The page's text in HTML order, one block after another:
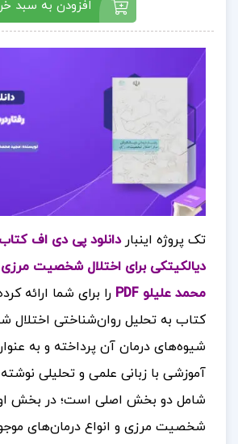
افزودن به سبد
تک پروژه اینبار دانلود پی دی اف کتاب
دیالکیتکی برای اختلال شخصیت
محمد علیلو PDF
را برای شما ارائه
کتاب به تحلیل روان‌شناختی
شیوه‌های درمان آن پرداخته و به
آموزشی با زبانی علمی و تحلیلی
شامل دو بخش اصلی است؛ در بخش
شخصیت مرزی و انواع درمان‌های